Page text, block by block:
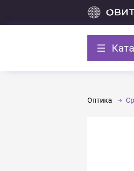
Оптика